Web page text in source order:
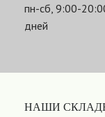
пн-сб, 9:00-
дней
НАШИ